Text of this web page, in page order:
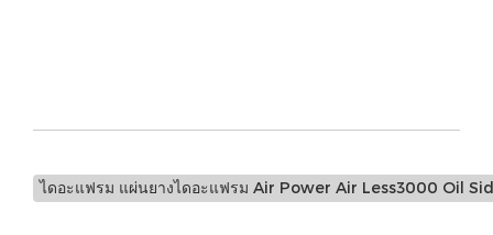
ไดอะแฟรม แผ่นยางไดอะแฟรม Air Power Air Less3000 Oil